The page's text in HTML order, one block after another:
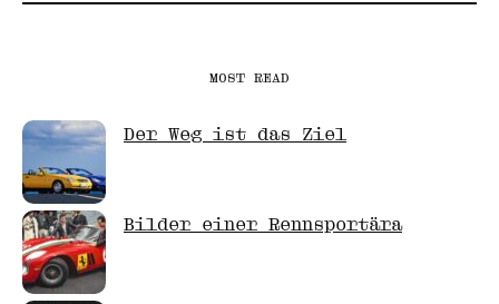
MOST READ
Der Weg ist das Ziel
Bilder einer Rennsportära